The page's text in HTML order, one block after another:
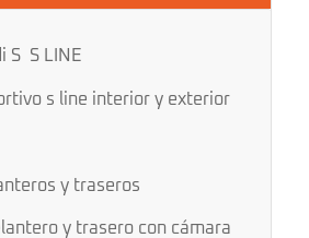
S S LINE
s line interior y exterior
y traseros
y trasero con cámara